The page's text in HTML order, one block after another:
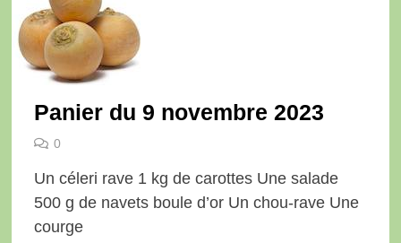
Panier du 9 novembre 2023
0
Un céleri rave 1 kg de carottes Une salade
500 g de navets boule d’or Un chou-rave Une
courge